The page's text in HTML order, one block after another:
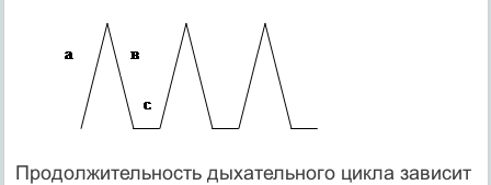
Продолжительность дыхательного цикла зависит